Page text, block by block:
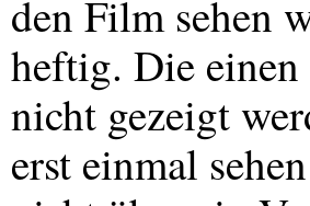
den Film sehen
heftig. Die einen
nicht gezeigt
erst einmal